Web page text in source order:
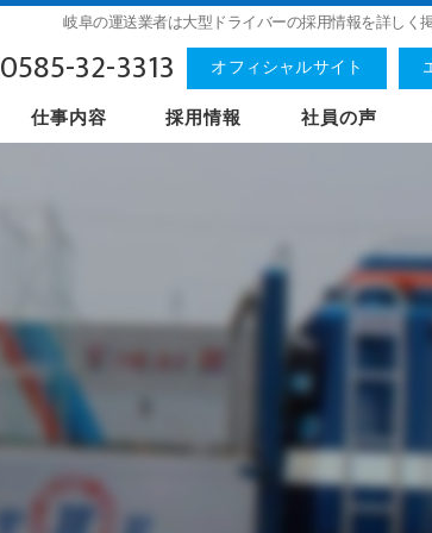
岐阜の運送業者は大型ドライバーの採用情報を詳しく
0585-32-3313 オフィシャルサイト
仕事内容 採用情報 社員の声